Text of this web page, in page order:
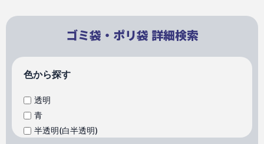
ゴミ袋・ポリ袋 詳細検索
色から探す
透明
青
半透明(白半透明)